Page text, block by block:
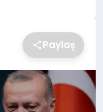
Paylaş